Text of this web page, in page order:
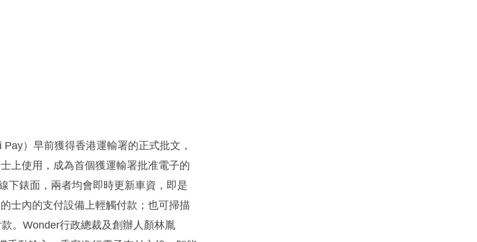
）早前獲得香港運輸署的正式批文，
上使用，成為首個獲運輸署批准電子的
下錶面，兩者均會即時更新車資，即是
士內的支付設備上輕觸付款；也可掃描
。Wonder行政總裁及創辦人顏林胤